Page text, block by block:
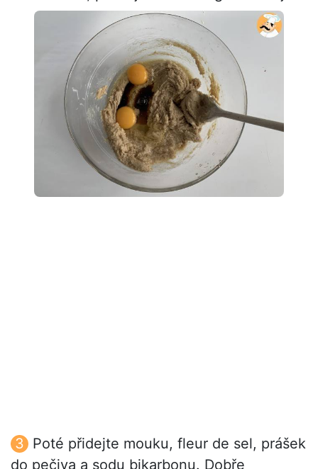
Poté přidejte mouku, fleur de sel, prášek
do pečiva a sodu bikarbonu. Dobře